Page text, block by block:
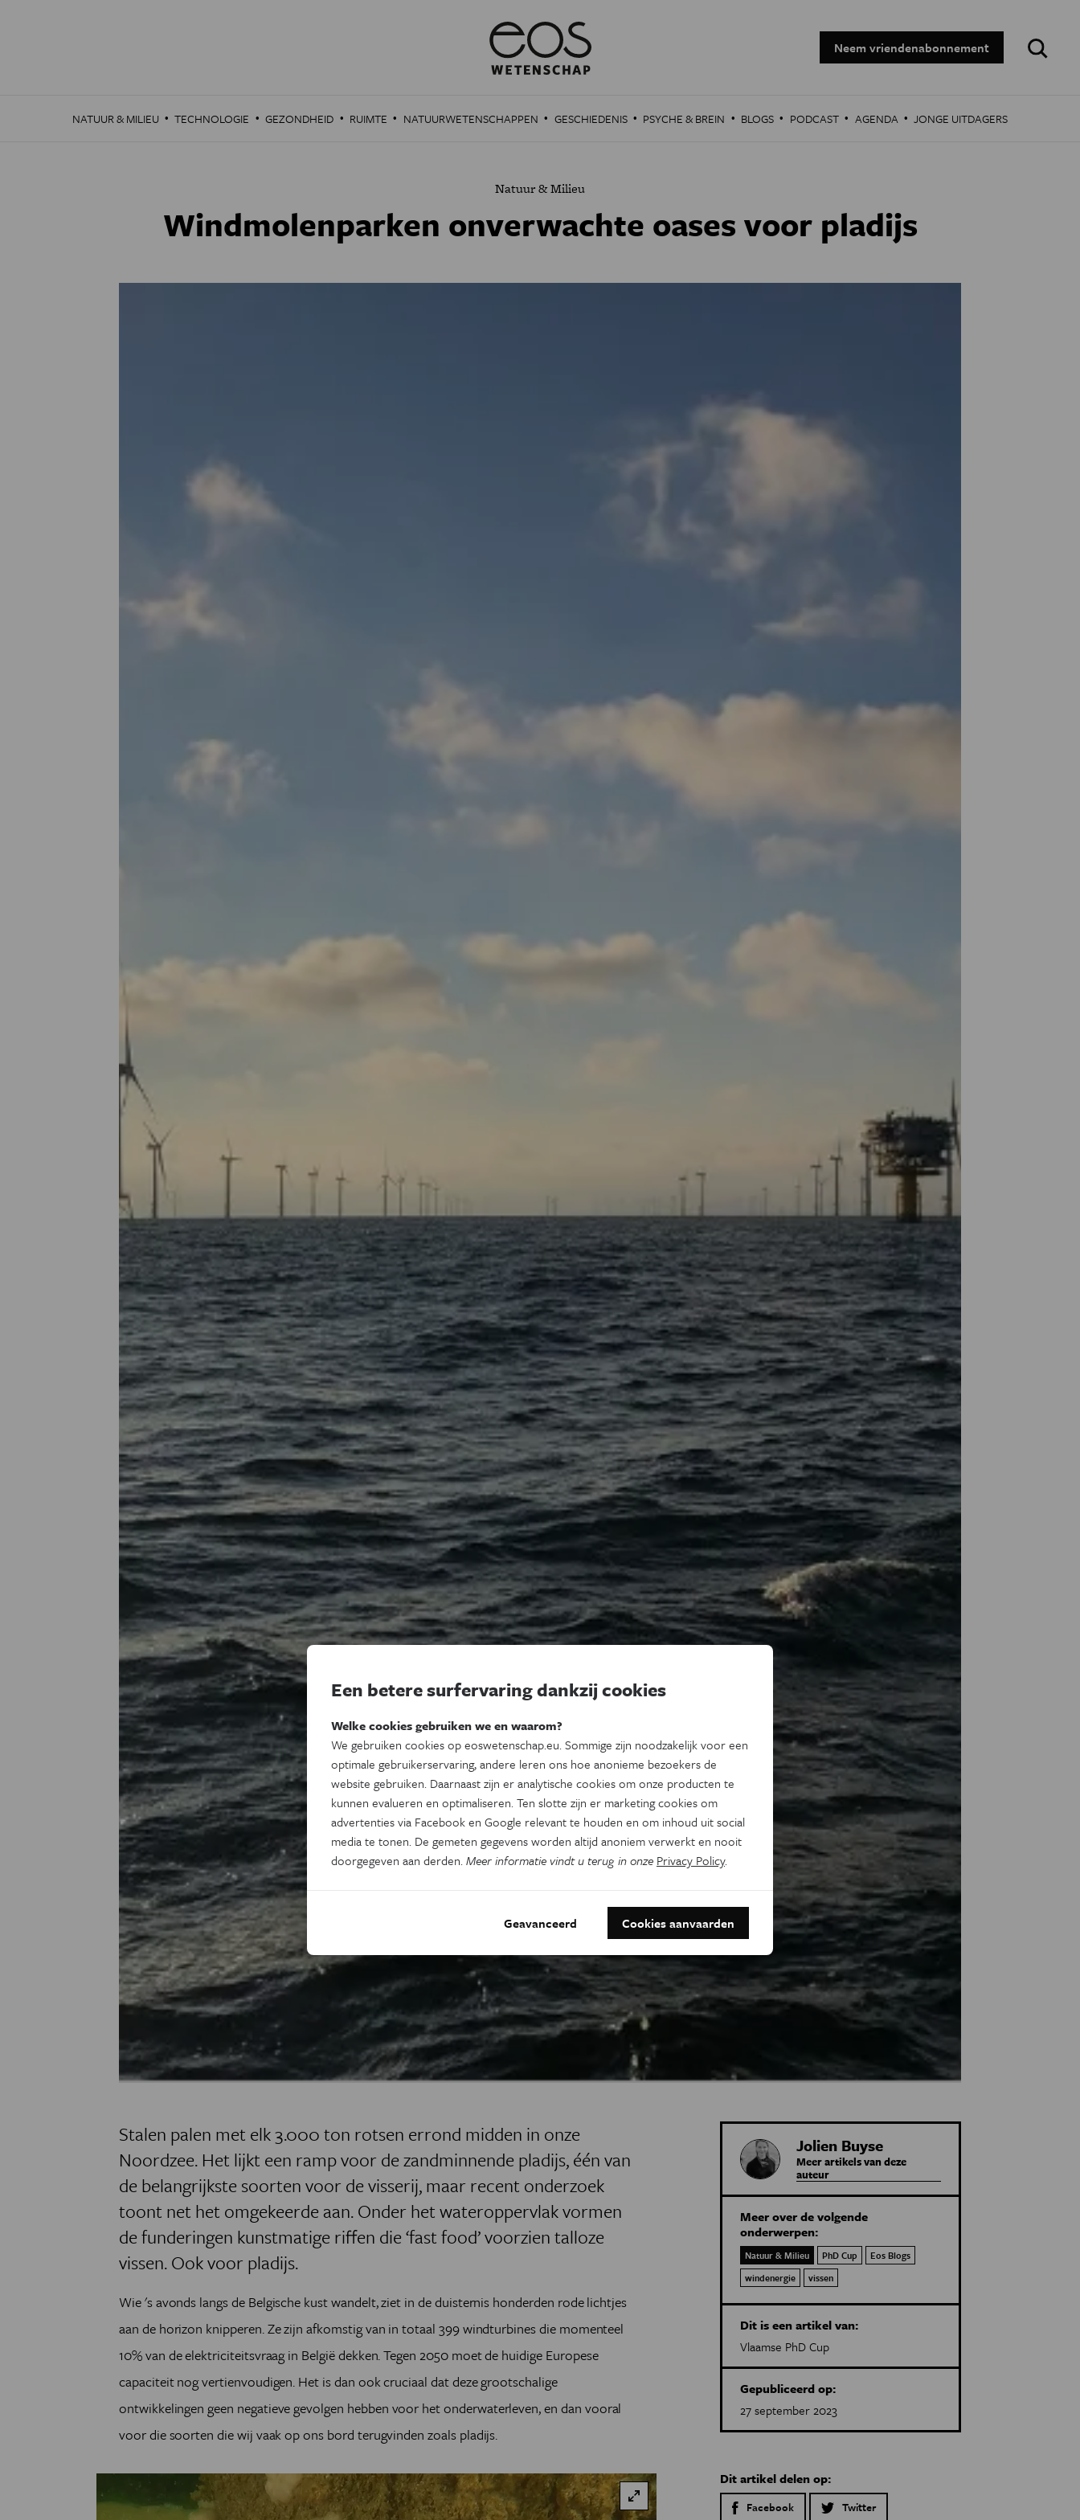
Neem vriendenabonnement
Zoeken:
NATUUR & MILIEU · TECHNOLOGIE · GEZONDHEID · RUIMTE · NATUURWETENSCHAPPEN · GESCHIEDENIS · PSYCHE & BREIN · BLOGS · PODCAST · AGENDA · JONGE UITDAGERS
Natuur & Milieu
Windmolenparken onverwachte oases voor pladijs
Stalen palen met elk 3.000 ton rotsen errond midden in onze
Noordzee. Het lijkt een ramp voor de zandminnende pladijs, één van
de belangrijkste soorten voor de visserij, maar recent onderzoek
toont net het omgekeerde aan. Onder het wateroppervlak vormen
de funderingen kunstmatige riffen die ‘fast food’ voorzien talloze
vissen. Ook voor pladijs.
Wie 's avonds langs de Belgische kust wandelt, ziet in de duisternis honderden rode lichtjes
aan de horizon knipperen. Ze zijn afkomstig van in totaal 399 windturbines die momenteel
10% van de elektriciteitsvraag in België dekken. Tegen 2050 moet de huidige Europese
capaciteit nog vertienvoudigen. Het is dan ook cruciaal dat deze grootschalige
ontwikkelingen geen negatieve gevolgen hebben voor het onderwaterleven, en dan vooral
voor die soorten die wij vaak op ons bord terugvinden zoals pladijs.
Jolien Buyse
Meer artikels van deze
auteur
Meer over de volgende
onderwerpen:
Natuur & Milieu PhD Cup
Eos Blogs
windenergie
vissen
Dit is een artikel van:
Vlaamse PhD Cup
Gepubliceerd op:
27 september 2023
Dit artikel delen op:
Facebook Twitter
Een betere surfervaring dankzij cookies
Welke cookies gebruiken we en waarom?
We gebruiken cookies op eoswetenschap.eu. Sommige zijn noodzakelijk voor een
optimale gebruikerservaring, andere leren ons hoe anonieme bezoekers de
website gebruiken. Daarnaast zijn er analytische cookies om onze producten te
kunnen evalueren en optimaliseren. Ten slotte zijn er marketing cookies om
advertenties via Facebook en Google relevant te houden en om inhoud uit social
media te tonen. De gemeten gegevens worden altijd anoniem verwerkt en nooit
doorgegeven aan derden.Meer informatie vindt u terug in onze Privacy Policy.
Geavanceerd Cookies aanvaarden